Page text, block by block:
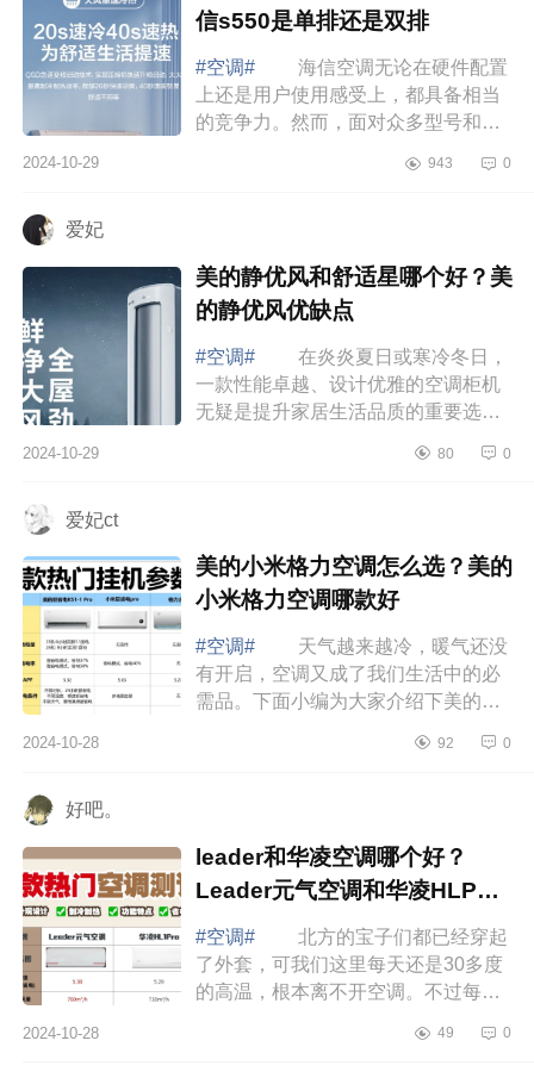
信s550是单排还是双排
#空调#
海信空调无论在硬件配置
上还是用户使用感受上，都具备相当
的竞争力。然而，面对众多型号和功
不免感到难以抉择。下面小编为大家
2024-10-29 943 0
爱妃
美的静优风和舒适星哪个好？美
的静优风优缺点
#空调#
在炎炎夏日或寒冷冬日，
一款性能卓越、设计优雅的空调柜机
无疑是提升家居生活品质的重要选
风和舒适星哪个好？美的静优风优缺
2024-10-29 80 0
爱妃ct
美的小米格力空调怎么选？美的
小米格力空调哪款好
#空调#
天气越来越冷，暖气还没
有开启，空调又成了我们生活中的必
需品。下面小编为大家介绍下美的小
2024-10-28 92 0
好吧。
leader和华凌空调哪个好？
Leader元气空调和华凌HLP空
调哪款值得入手
#空调#
北方的宝子们都已经穿起
了外套，可我们这里每天还是30多度
的高温，根本离不开空调。不过每天
难受的，下面小编为大家介绍下
2024-10-28 49 0